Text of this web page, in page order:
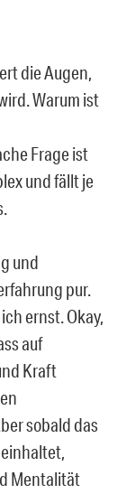
die Augen,
Warum ist
Frage ist
und fällt je
und
pur.
ernst. Okay,
auf
Kraft
sobald das
Mentalität